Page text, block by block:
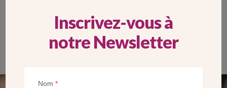
Inscrivez-vous à
notre Newsletter
Nom*